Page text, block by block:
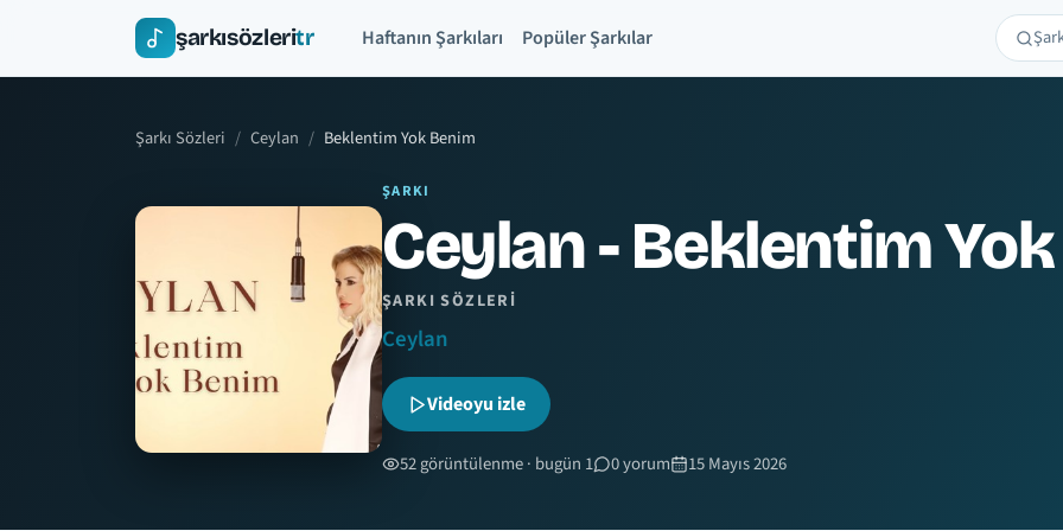
şarkısözleritr Haftanın Şarkıları Popüler Şarkılar Ara
Şarkı Sözleri Ceylan Beklentim Yok Benim
ŞARKI
Ceylan - Beklentim
ŞARKI SÖZLERI
Ceylan
Videoyu izle
52 görüntülenme · bugün 1 0 yorum 15 Mayıs 2026